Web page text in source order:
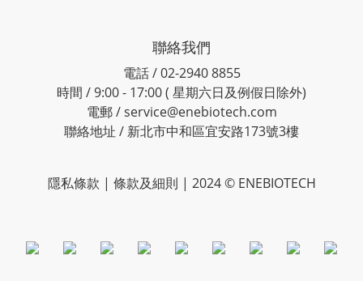
聯絡我們
電話 / 02-2940 8855
時間 / 9:00 - 17:00 ( 星期六日及例假日除外)
電郵 / service@enebiotech.com
聯絡地址 / 新北市中和區宜安路173號3樓
隱私條款 | 條款及細則 | 2024 © ENEBIOTECH